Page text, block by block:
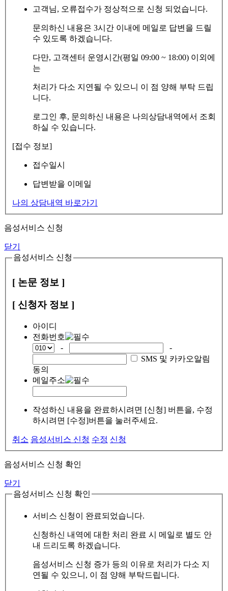
고객님, 오류접수가 정상적으로 신청 되었습니다.
문의하신 내용은 3시간 이내에 메일로 답변을 드릴
수 있도록 하겠습니다.
다만, 고객센터 운영시간(평일 09:00 ~ 18:00) 이외에
는
처리가 다소 지연될 수 있으니 이 점 양해 부탁 드립
니다.
로그인 후, 문의하신 내용은 나의상담내역에서 조회
하실 수 있습니다.
[접수 정보]
접수일시
답변받을 이메일
나의 상담내역 바로가기
음성서비스 신청
닫기
음성서비스 신청
[ 논문 정보 ]
[ 신청자 정보 ]
아이디
전화번호
-
-
SMS 및 카카오알림
동의
메일주소
작성하신 내용을 완료하시려면 [신청] 버튼을, 수정
하시려면 [수정]버튼을 눌러주세요.
취소 음성서비스 신청 수정 신청
음성서비스 신청 확인
닫기
음성서비스 신청 확인
서비스 신청이 완료되었습니다.
신청하신 내역에 대한 처리 완료 시 메일로 별도 안
내 드리도록 하겠습니다.
음성서비스 신청 증가 등의 이유로 처리가 다소 지
연될 수 있으니, 이 점 양해 부탁드립니다.